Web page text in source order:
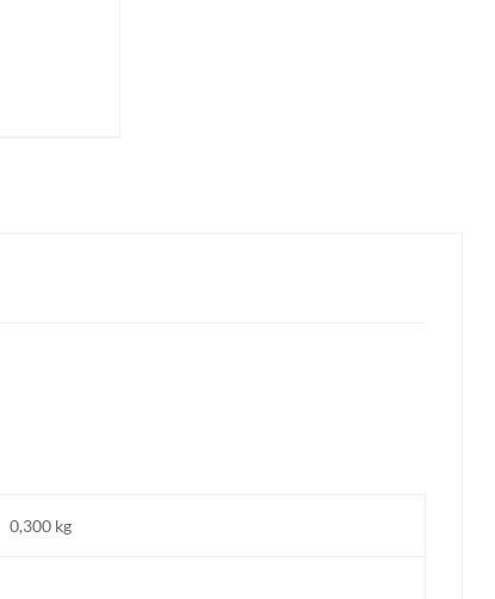
0,300 kg